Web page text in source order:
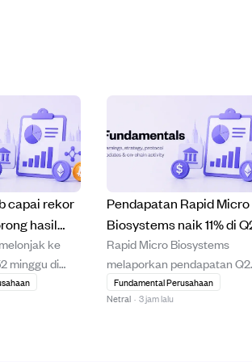
capai rekor
hasil
strategi
ke
minggu di
laporan
Pendapatan Rapid Micro
Biosystems naik 11% di
tapi EPS kembali meleset
Rapid Micro Biosystems
melaporkan pendapatan Q2
2026 sebesar $8,05 juta, naik
11% dibanding tahun
Fundamental Perusahaan
Netral · 3 jam lalu